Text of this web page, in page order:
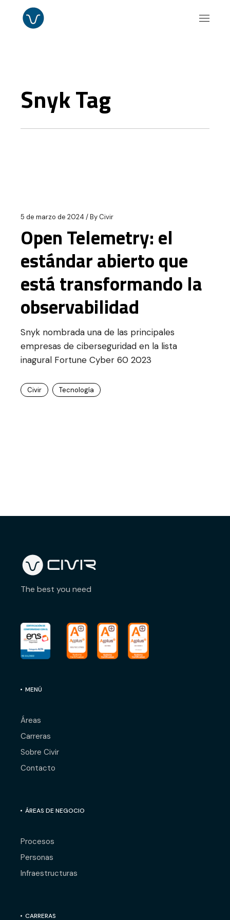
content
Snyk Tag
5 de marzo de 2024 ByCivir
Open Telemetry: el
estándar abierto que
está transformando la
observabilidad
Snyk nombrada una de las principales
empresas de ciberseguridad en la lista
inagural Fortune Cyber 60 2023
Civir Tecnología
The best you need
MENÚ
Áreas
Carreras
Sobre Civir
Contacto
ÁREAS DE NEGOCIO
Procesos
Personas
Infraestructuras
CARRERAS